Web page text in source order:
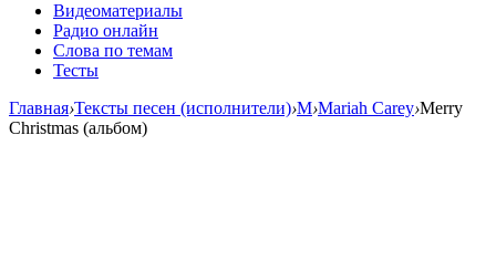
Видеоматериалы
Радио онлайн
Слова по темам
Тесты
Главная›Тексты песен (исполнители)›M›Mariah Carey›Merry
Christmas (альбом)